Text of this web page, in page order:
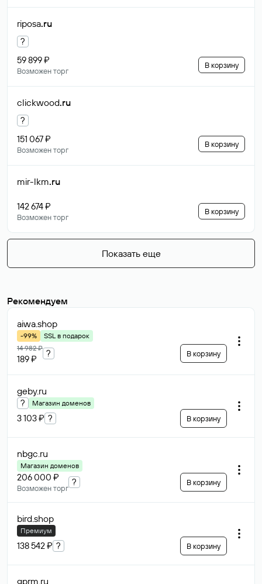
riposa.ru
?
59 899 ₽
Возможен торг
В корзину
clickwood.ru
?
151 067 ₽
Возможен торг
В корзину
mir-lkm.ru
142 674 ₽
Возможен торг
В корзину
Показать еще
Рекомендуем
aiwa.shop
-99%
SSL в подарок
14 982 ₽
189 ₽
? В корзину
geby.ru
? Магазин доменов
3 103 ₽ ? В корзину
nbgc.ru
Магазин доменов
206 000 ₽
Возможен торг
? В корзину
bird.shop
Премиум
138 542 ₽ ? В корзину
gprm.ru